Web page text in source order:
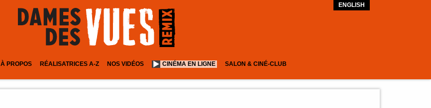
ENGLISH
À PROPOS RÉALISATRICES A-Z NOS VIDÉOS CINÉMA EN LIGNE SALON & CINÉ-CLUB